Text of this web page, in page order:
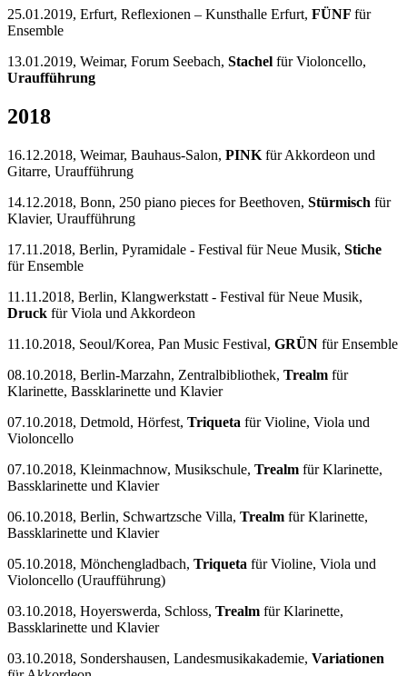
25.01.2019, Erfurt, Reflexionen – Kunsthalle Erfurt, FÜNF für
Ensemble
13.01.2019, Weimar, Forum Seebach, Stachel für Violoncello,
Uraufführung
2018
16.12.2018, Weimar, Bauhaus-Salon, PINK für Akkordeon und
Gitarre, Uraufführung
14.12.2018, Bonn, 250 piano pieces for Beethoven, Stürmisch für
Klavier, Uraufführung
17.11.2018, Berlin, Pyramidale - Festival für Neue Musik, Stiche
für Ensemble
11.11.2018, Berlin, Klangwerkstatt - Festival für Neue Musik,
Druck für Viola und Akkordeon
11.10.2018, Seoul/Korea, Pan Music Festival, GRÜN für Ensemble
08.10.2018, Berlin-Marzahn, Zentralbibliothek, Trealm für
Klarinette, Bassklarinette und Klavier
07.10.2018, Detmold, Hörfest, Triqueta für Violine, Viola und
Violoncello
07.10.2018, Kleinmachnow, Musikschule, Trealm für Klarinette,
Bassklarinette und Klavier
06.10.2018, Berlin, Schwartzsche Villa, Trealm für Klarinette,
Bassklarinette und Klavier
05.10.2018, Mönchengladbach, Triqueta für Violine, Viola und
Violoncello (Uraufführung)
03.10.2018, Hoyerswerda, Schloss, Trealm für Klarinette,
Bassklarinette und Klavier
03.10.2018, Sondershausen, Landesmusikakademie, Variationen